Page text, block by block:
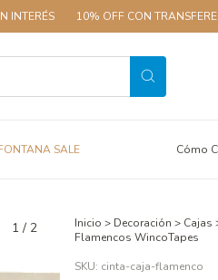
10% OFF CON TRANSFERENCIA
SALE Cómo
1 / 2 Inicio > Decoración > Cajas
Flamencos WincoTapes
SKU: cinta-caja-flamenco